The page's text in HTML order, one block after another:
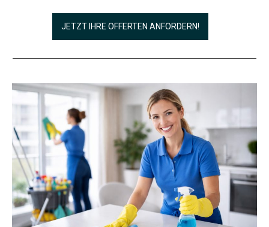
JETZT IHRE OFFERTEN ANFORDERN!